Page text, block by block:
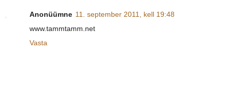
Anonüümne 11. september 2011, kell 19:48
www.tammtamm.net
Vasta